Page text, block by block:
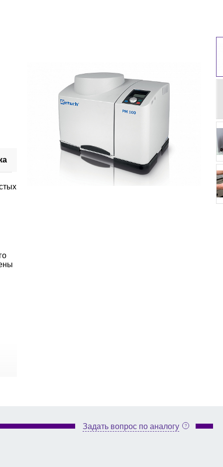
Задать вопрос по аналогу